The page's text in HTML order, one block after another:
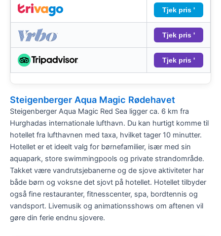
Tjek pris '
Tjek pris '
Tjek pris '
Steigenberger Aqua Magic Rødehavet
Steigenberger Aqua Magic Red Sea ligger ca. 6 km fra
Hurghadas internationale lufthavn. Du kan hurtigt komme til
hotellet fra lufthavnen med taxa, hvilket tager 10 minutter.
Hotellet er et ideelt valg for børnefamilier, især med sin
aquapark, store swimmingpools og private strandområde.
Takket være vandrutsjebanerne og de sjove aktiviteter har
både børn og voksne det sjovt på hotellet. Hotellet tilbyder
også fine restauranter, fitnesscenter, spa, bordtennis og
vandsport. Livemusik og animationsshows om aftenen vil
gøre din ferie endnu sjovere.